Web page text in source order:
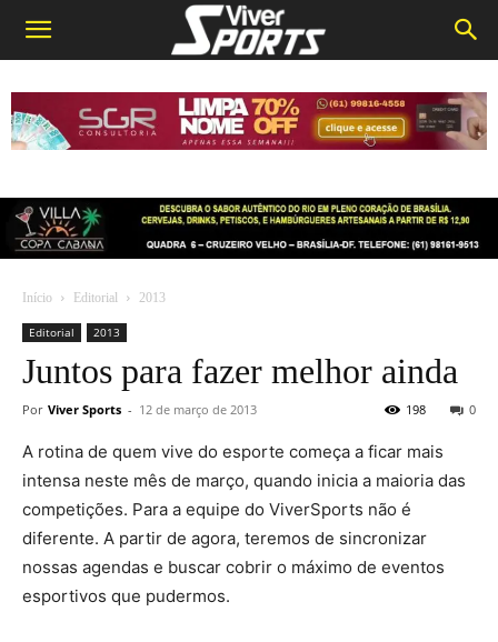
Início Editorial 2013
Editorial 2013
Juntos para fazer melhor ainda
Por Viver Sports - 12 de março de 2013 0
198
A rotina de quem vive do esporte começa a ficar mais
intensa neste mês de março, quando inicia a maioria das
competições. Para a equipe do ViverSports não é
diferente. A partir de agora, teremos de sincronizar
nossas agendas e buscar cobrir o máximo de eventos
esportivos que pudermos.